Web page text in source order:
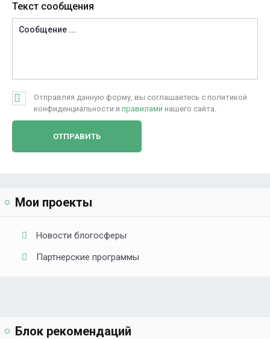
Текст сообщения
Отправляя данную форму, вы соглашаетесь с политикой
конфиденциальности и правилами нашего сайта.
Мои проекты
Новости блогосферы
Партнерские программы
Блок рекомендаций